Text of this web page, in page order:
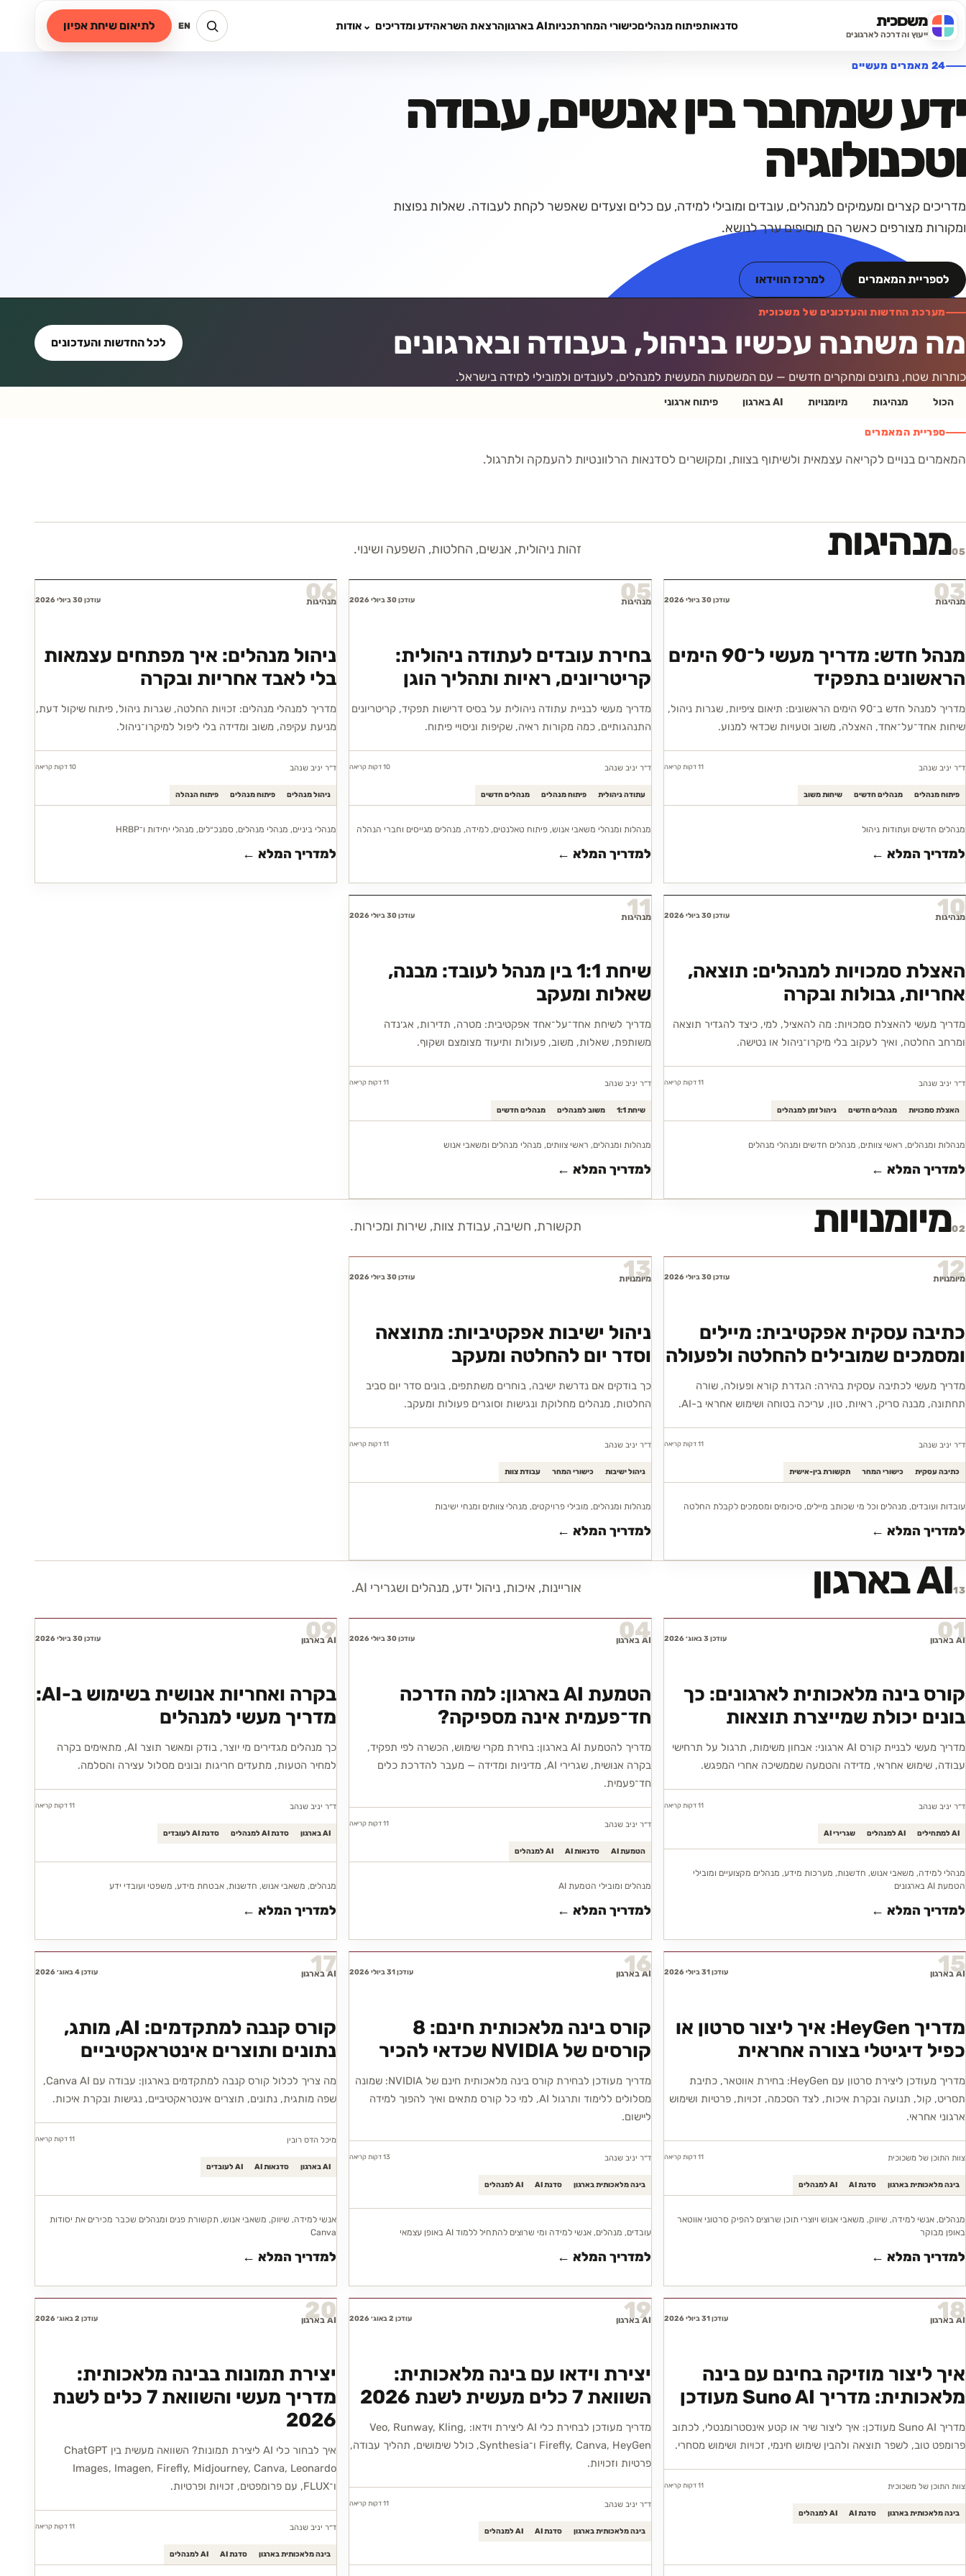
משכוכית
ייעוץ והדרכה לארגונים
סדנאותפיתוח מנהליםכישורי המחרתכניותAI בארגון הרצאת השראהידע ומדריכים אודות חיפוש באתר EN לתיאום שיחת אפיון
24 מאמרים מעשיים
ידע שמחבר בין אנשים, עבודה
וטכנולוגיה
מדריכים קצרים ומעמיקים למנהלים, עובדים ומובילי למידה, עם כלים וצעדים שאפשר לקחת לעבודה. שאלות נפוצות
ומקורות מצורפים כאשר הם מוסיפים ערך לנושא.
לספריית המאמרים למרכז הווידאו
מערכת החדשות והעדכונים של משכוכית
מה משתנה עכשיו בניהול, בעבודה ובארגונים
כותרות שטח, נתונים ומחקרים חדשים — עם המשמעות המעשית למנהלים, לעובדים ולמובילי למידה בישראל.
לכל החדשות והעדכונים
הכול מנהיגות מיומנויות AI בארגון פיתוח ארגוני
ספריית המאמרים
המאמרים בנויים לקריאה עצמאית ולשיתוף בצוות, ומקושרים לסדנאות הרלוונטיות להעמקה ולתרגול.
05מנהיגות זהות ניהולית, אנשים, החלטות, השפעה ושינוי.
מנהיגות עודכן 30 ביולי 2026
מנהל חדש: מדריך מעשי ל־90 הימים
הראשונים בתפקיד
מדריך למנהל חדש ב־90 הימים הראשונים: תיאום ציפיות, שגרות ניהול,
שיחות אחד־על־אחד, האצלה, משוב וטעויות שכדאי למנוע.
ד״ר יניב שנהב 11 דקות קריאה
פיתוח מנהלים מנהלים חדשים שיחות משוב
מנהלים חדשים ועתודות ניהול
למדריך המלא ←
03 מנהיגות עודכן 30 ביולי 2026
בחירת עובדים לעתודה ניהולית:
קריטריונים, ראיות ותהליך הוגן
מדריך מעשי לבניית עתודה ניהולית על בסיס דרישות תפקיד, קריטריונים
התנהגותיים, כמה מקורות ראיה, שקיפות וניסויי פיתוח.
ד״ר יניב שנהב 10 דקות קריאה
עתודה ניהולית פיתוח מנהלים מנהלים חדשים
מנהלות ומנהלי משאבי אנוש, פיתוח טאלנטים, למידה, מנהלים מגייסים וחברי הנהלה
למדריך המלא ←
05 מנהיגות עודכן 30 ביולי 2026
ניהול מנהלים: איך מפתחים עצמאות
בלי לאבד אחריות ובקרה
מדריך למנהלי מנהלים: זכויות החלטה, שגרות ניהול, פיתוח שיקול דעת,
מניעת עקיפה, משוב ומדידה בלי ליפול למיקרו־ניהול.
ד״ר יניב שנהב 10 דקות קריאה
ניהול מנהלים פיתוח מנהלים פיתוח הנהלה
מנהלי ביניים, מנהלי מנהלים, סמנכ״לים, מנהלי יחידות ו־HRBP
למדריך המלא ←
06
מנהיגות עודכן 30 ביולי 2026
האצלת סמכויות למנהלים: תוצאה,
אחריות, גבולות ובקרה
מדריך מעשי להאצלת סמכויות: מה להאציל, למי, כיצד להגדיר תוצאה
ומרחב החלטה, ואיך לעקוב בלי מיקרו־ניהול או נטישה.
ד״ר יניב שנהב 11 דקות קריאה
האצלת סמכויות מנהלים חדשים ניהול זמן למנהלים
מנהלות ומנהלים, ראשי צוותים, מנהלים חדשים ומנהלי מנהלים
למדריך המלא ←
10 מנהיגות עודכן 30 ביולי 2026
שיחת 1:1 בין מנהל לעובד: מבנה,
שאלות ומעקב
מדריך לשיחת אחד־על־אחד אפקטיבית: מטרה, תדירות, אג׳נדה
משותפת, שאלות, משוב, פעולות ותיעוד מצומצם ושקוף.
ד״ר יניב שנהב 11 דקות קריאה
שיחת 1:1 משוב למנהלים מנהלים חדשים
מנהלות ומנהלים, ראשי צוותים, מנהלי מנהלים ומשאבי אנוש
למדריך המלא ←
11
02מיומנויות תקשורת, חשיבה, עבודת צוות, שירות ומכירות.
מיומנויות עודכן 30 ביולי 2026
כתיבה עסקית אפקטיבית: מיילים
ומסמכים שמובילים להחלטה ולפעולה
מדריך מעשי לכתיבה עסקית בהירה: הגדרת קורא ופעולה, שורה
תחתונה, מבנה סריק, ראיות, טון, עריכה בטוחה ושימוש אחראי ב-AI.
ד״ר יניב שנהב 11 דקות קריאה
כתיבה עסקית כישורי המחר תקשורת בין-אישית
עובדות ועובדים, מנהלים וכל מי שכותב מיילים, סיכומים ומסמכים לקבלת החלטה
למדריך המלא ←
12 מיומנויות עודכן 30 ביולי 2026
ניהול ישיבות אפקטיביות: מתוצאה
וסדר יום להחלטה ומעקב
כך בודקים אם נדרשת ישיבה, בוחרים משתתפים, בונים סדר יום סביב
החלטות, מנהלים מחלוקת ונגישות וסוגרים פעולות ומעקב.
ד״ר יניב שנהב 11 דקות קריאה
ניהול ישיבות כישורי המחר עבודת צוות
מנהלות ומנהלים, מובילי פרויקטים, מנהלי צוותים ומנחי ישיבות
למדריך המלא ←
13
13AI בארגון אוריינות, איכות, ניהול ידע, מנהלים ושגרירי AI.
AI בארגון עודכן 3 באוג׳ 2026
קורס בינה מלאכותית לארגונים: כך
בונים יכולת שמייצרת תוצאות
מדריך מעשי לבניית קורס AI ארגוני: אבחון משימות, תרגול על תרחישי
עבודה, שימוש אחראי, מדידה והטמעה שממשיכה אחרי המפגש.
ד״ר יניב שנהב 11 דקות קריאה
AI למתחילים AI למנהלים שגרירי AI
מנהלי למידה, משאבי אנוש, חדשנות, מערכות מידע, מנהלים מקצועיים ומובילי
הטמעת AI בארגונים
למדריך המלא ←
01 AI בארגון עודכן 30 ביולי 2026
הטמעת AI בארגון: למה הדרכה
חד־פעמית אינה מספיקה?
מדריך להטמעת AI בארגון: בחירת מקרי שימוש, הכשרה לפי תפקיד,
בקרה אנושית, שגרירי AI, מדיניות ומדידה — מעבר להדרכת כלים
חד־פעמית.
ד״ר יניב שנהב 11 דקות קריאה
הטמעת AI סדנאות AI AI למנהלים
מנהלים ומובילי הטמעת AI
למדריך המלא ←
04 AI בארגון עודכן 30 ביולי 2026
בקרה ואחריות אנושית בשימוש ב-AI:
מדריך מעשי למנהלים
כך מנהלים מגדירים מי יוצר, בודק ומאשר תוצר AI, מתאימים בקרה
למחיר הטעות, מתעדים חריגות ובונים מסלול עצירה והסלמה.
ד״ר יניב שנהב 11 דקות קריאה
AI בארגון סדנת AI למנהלים סדנת AI לעובדים
מנהלים, משאבי אנוש, חדשנות, אבטחת מידע, משפטי ועובדי ידע
למדריך המלא ←
09
AI בארגון עודכן 31 ביולי 2026
מדריך HeyGen: איך ליצור סרטון או
כפיל דיגיטלי בצורה אחראית
מדריך מעודכן ליצירת סרטון עם HeyGen: בחירת אווטאר, כתיבת
תסריט, קול, תנועה ובקרת איכות, לצד הסכמה, זכויות, פרטיות ושימוש
ארגוני אחראי.
צוות התוכן של משכוכית 11 דקות קריאה
בינה מלאכותית בארגון סדנת AI AI למנהלים
מנהלים, אנשי למידה, שיווק, משאבי אנוש ויוצרי תוכן שרוצים להפיק סרטוני אווטאר
באופן מבוקר
למדריך המלא ←
15 AI בארגון עודכן 31 ביולי 2026
קורס בינה מלאכותית חינם: 8
קורסים של NVIDIA שכדאי להכיר
מדריך מעודכן לבחירת קורס בינה מלאכותית חינם של NVIDIA: שמונה
מסלולים ללימוד ותרגול AI, למי כל קורס מתאים ואיך להפוך למידה
ליישום.
ד״ר יניב שנהב 13 דקות קריאה
בינה מלאכותית בארגון סדנת AI AI למנהלים
עובדים, מנהלים, אנשי למידה ומי שרוצים להתחיל ללמוד AI באופן עצמאי
למדריך המלא ←
16 AI בארגון עודכן 4 באוג׳ 2026
קורס קנבה למתקדמים: AI, מותג,
נתונים ותוצרים אינטראקטיביים
מה צריך לכלול קורס קנבה למתקדמים בארגון: עבודה עם Canva AI,
שפה מותגית, נתונים, תוצרים אינטראקטיביים, נגישות ובקרת איכות.
מיכל הדס רובין 11 דקות קריאה
AI בארגון סדנאות AI AI לעובדים
אנשי למידה, שיווק, משאבי אנוש, תקשורת פנים ומנהלים שכבר מכירים את יסודות
Canva
למדריך המלא ←
17
AI בארגון עודכן 31 ביולי 2026
איך ליצור מוזיקה בחינם עם בינה
מלאכותית: מדריך Suno AI מעודכן
מדריך Suno AI מעודכן: איך ליצור שיר או קטע אינסטרומנטלי, לכתוב
פרומפט טוב, לשפר תוצאה ולהבין שימוש חינמי, זכויות ושימוש מסחרי.
צוות התוכן של משכוכית 11 דקות קריאה
בינה מלאכותית בארגון סדנת AI AI למנהלים
18 AI בארגון עודכן 2 באוג׳ 2026
יצירת וידאו עם בינה מלאכותית:
השוואת 7 כלים מעשית לשנת 2026
מדריך מעודכן לבחירת כלי AI ליצירת וידאו: Veo, Runway, Kling,
Firefly, Canva, HeyGen ו־Synthesia, כולל שימושים, תהליך עבודה,
פרטיות וזכויות.
ד״ר יניב שנהב 11 דקות קריאה
בינה מלאכותית בארגון סדנת AI AI למנהלים
19 AI בארגון עודכן 2 באוג׳ 2026
יצירת תמונות בבינה מלאכותית:
מדריך מעשי והשוואת 7 כלים לשנת
2026
איך לבחור כלי AI ליצירת תמונות? השוואה מעשית בין ChatGPT
Images, Imagen, Firefly, Midjourney, Canva, Leonardo
ו־FLUX, עם פרומפטים, זכויות ופרטיות.
ד״ר יניב שנהב 11 דקות קריאה
בינה מלאכותית בארגון סדנת AI AI למנהלים
20